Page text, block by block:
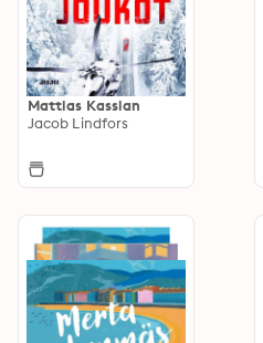
Mattias Kassian
Jacob Lindfors